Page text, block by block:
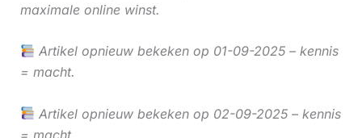
maximale online winst.
Artikel opnieuw bekeken op 01-09-2025 – kennis
= macht.
Artikel opnieuw bekeken op 02-09-2025 – kennis
= macht.